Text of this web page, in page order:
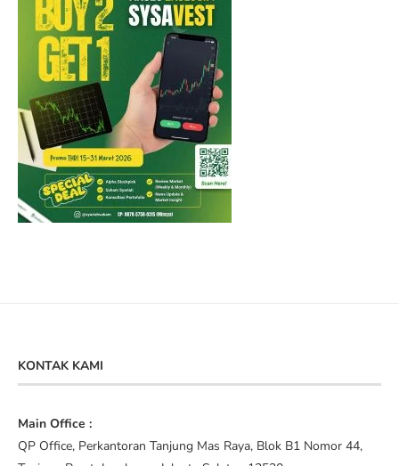
KONTAK KAMI
Main Office :
QP Office, Perkantoran Tanjung Mas Raya, Blok B1 Nomor 44,